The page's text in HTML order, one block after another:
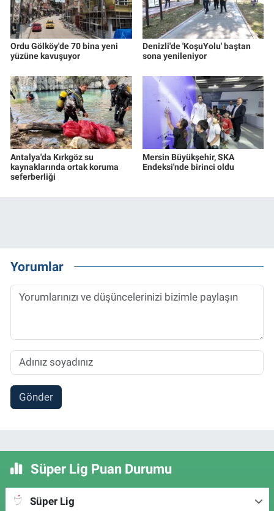
Ordu Gölköy'de 70 bina yeni
yüzüne kavuşuyor
Denizli'de 'KoşuYolu' baştan
sona yenileniyor
Antalya'da Kırkgöz su
kaynaklarında ortak koruma
seferberliği
Mersin Büyükşehir, SKA
Endeksi'nde birinci oldu
Yorumlar
Gönder
Süper Lig Puan Durumu
Süper Lig